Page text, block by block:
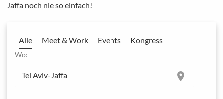
Jaffa noch nie so einfach!
Alle Meet & Work Events Kongress
Wo:
location_on